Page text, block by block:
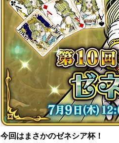
今回はまさかのゼネシア杯！